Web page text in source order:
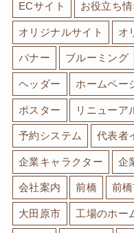
ECサイト お役立ち
オリジナルサイト オ
バナー ブルーミング
ヘッダー ホームペー
ポスター リニューア
予約システム 代表者
企業キャラクター 企
会社案内 前橋 前
大田原市 工場のホー